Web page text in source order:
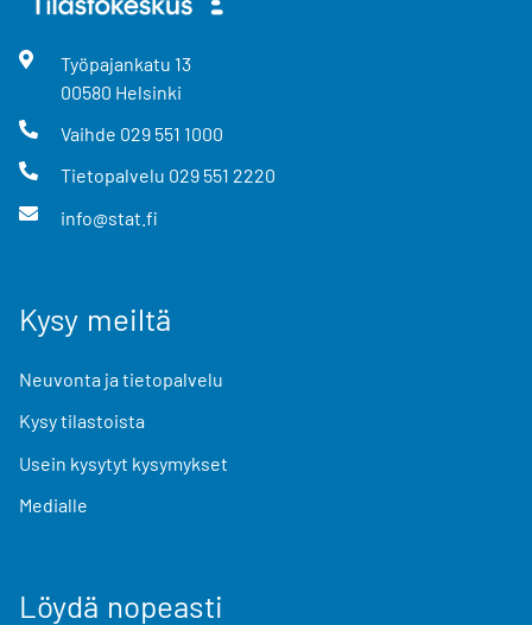
Työpajankatu 13
00580 Helsinki
Vaihde 029 551 1000
Tietopalvelu 029 551 2220
info@stat.fi
Kysy meiltä
Neuvonta ja tietopalvelu
Kysy tilastoista
Usein kysytyt kysymykset
Medialle
Löydä nopeasti